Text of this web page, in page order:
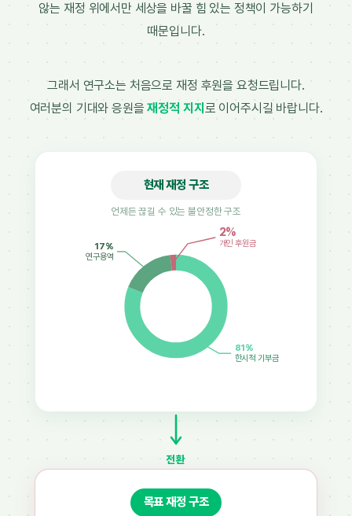
않는 재정 위에서만 세상을 바꿀 힘 있는 정책이 가능하기
때문입니다.
그래서 연구소는 처음으로 재정 후원을 요청드립니다.
여러분의 기대와 응원을재정적 지지 로 이어주시길 바랍니다.
현재 재정 구조
언제든 끊길 수 있는 불안정한 구조
81%
한시적 기부금
17%
연구용역
2%
개인 후원금
전환
목표 재정 구조